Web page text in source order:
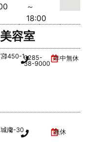
～
18:00
美容室
1450-10285-
38-9000
年中無休
南2-30 無休